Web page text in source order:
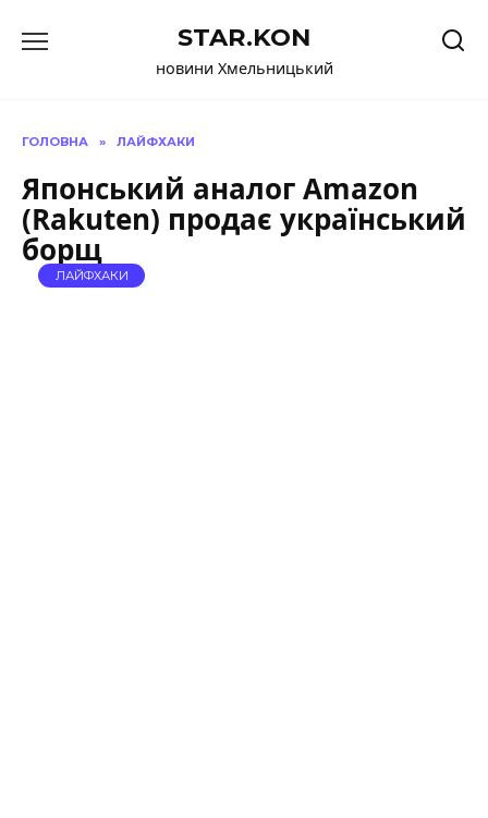
до
STAR.KON
новини Хмельницький
ГОЛОВНА » ЛАЙФХАКИ
Японський аналог Amazon
(Rakuten) продає український
борщ
ЛАЙФХАКИ